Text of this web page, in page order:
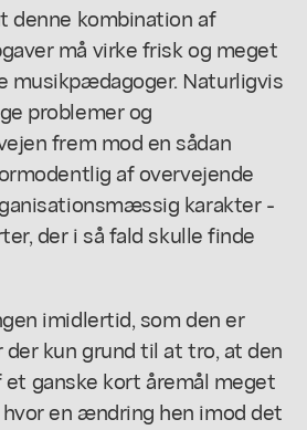
denne kombination af
må virke frisk og meget
musikpædagoger. Naturligvis
problemer og
frem mod en sådan
af overvejende
karakter -
der i så fald skulle finde
imidlertid, som den er
kun grund til at tro, at den
ganske kort åremål meget
en ændring hen imod det